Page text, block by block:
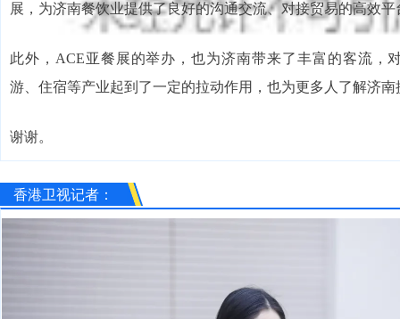
展，为济南餐饮业提供了良好的沟通交流、对接贸易的高效平
此外，ACE亚餐展的举办，也为济南带来了丰富的客流，
游、住宿等产业起到了一定的拉动作用，也为更多人了解济南
谢谢。
香港卫视记者：